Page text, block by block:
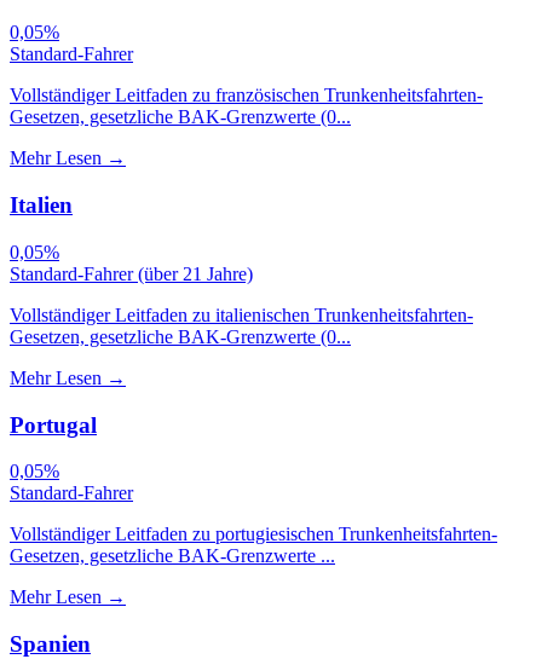
0,05%
Standard-Fahrer
Vollständiger Leitfaden zu französischen Trunkenheitsfahrten-
Gesetzen, gesetzliche BAK-Grenzwerte (0...
Mehr Lesen →
Italien
0,05%
Standard-Fahrer (über 21 Jahre)
Vollständiger Leitfaden zu italienischen Trunkenheitsfahrten-
Gesetzen, gesetzliche BAK-Grenzwerte (0...
Mehr Lesen →
Portugal
0,05%
Standard-Fahrer
Vollständiger Leitfaden zu portugiesischen Trunkenheitsfahrten-
Gesetzen, gesetzliche BAK-Grenzwerte ...
Mehr Lesen →
Spanien